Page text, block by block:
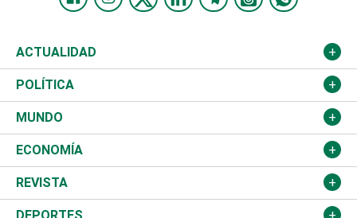
ACTUALIDAD
Nacional
Ciudad
Educación
Salud
Justicia
POLÍTICA
Partidos
JCE
TSE
Congreso Nacional
MUNDO
Estados Unidos
América Latina
Haití
ECONOMÍA
Finanzas
Turismo
REVISTA